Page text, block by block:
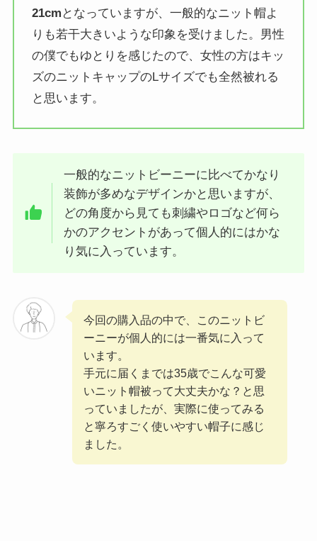
21cm となっていますが、一般的なニット帽よ
りも若干大きいような印象を受けました。男性
の僕でもゆとりを感じたので、女性の方はキッ
ズのニットキャップのLサイズでも全然被れる
と思います。
一般的なニットビーニーに比べてかなり
装飾が多めなデザインかと思いますが、
どの角度から見ても刺繍やロゴなど何ら
かのアクセントがあって個人的にはかな
り気に入っています。
今回の購入品の中で、このニットビ
ーニーが個人的には一番気に入って
います。
手元に届くまでは35歳でこんな可愛
いニット帽被って大丈夫かな？と思
っていましたが、実際に使ってみる
と寧ろすごく使いやすい帽子に感じ
ました。